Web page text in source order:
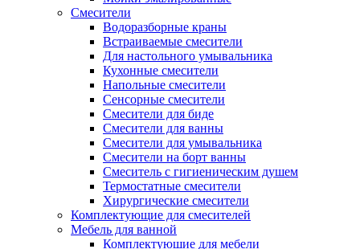
Смесители
Водоразборные краны
Встраиваемые смесители
Для настольного умывальника
Кухонные смесители
Напольные смесители
Сенсорные смесители
Смесители для биде
Смесители для ванны
Смесители для умывальника
Смесители на борт ванны
Смеситель с гигиеническим душем
Термостатные смесители
Хирургические смесители
Комплектующие для смесителей
Мебель для ванной
Комплектуюшие для мебели